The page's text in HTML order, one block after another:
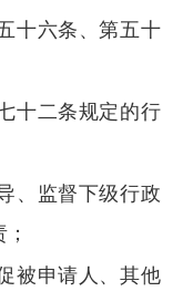
十六条、第五十
十二条规定的行
、监督下级行政
被申请人、其他